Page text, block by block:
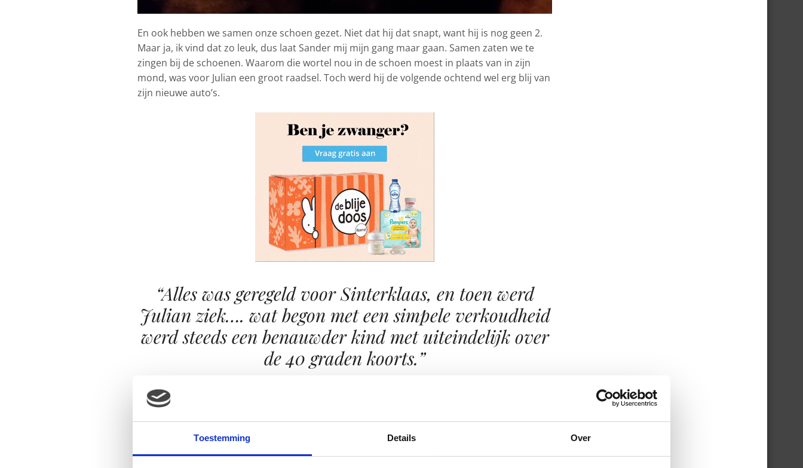
Toestemming Details Over
En ook hebben we samen onze schoen gezet. Niet dat hij dat snapt, want hij is nog geen 2.
Maar ja, ik vind dat zo leuk, dus laat Sander mij mijn gang maar gaan. Samen zaten we te
zingen bij de schoenen. Waarom die wortel nou in de schoen moest in plaats van in zijn
mond, was voor Julian een groot raadsel. Toch werd hij de volgende ochtend wel erg blij van
zijn nieuwe auto’s.
“Alles was geregeld voor Sinterklaas, en toen werd
Julian ziek…. wat begon met een simpele verkoudheid
werd steeds een benauwder kind met uiteindelijk over
de 40 graden koorts.”
Ook bij de Plus Supermarkt hebben we een schoentje gezet. Samen met oma had hij zijn
schoen mooi gekleurd. Hij is verwend met een mooie knuffel en pepernoten. Hij heeft niet
veel van de pepernoten gegeten, omdat wij het niet nodig vinden dat hij daar teveel van eet.
Er staat een pepernotenpot op tafel. En Julian weet heel goed dat hij er niet aan mag komen.